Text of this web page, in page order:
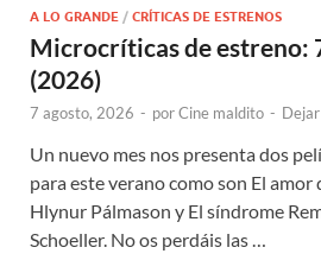
A LO GRANDE / CRÍTICAS DE ESTRENOS
Microcríticas de estreno:
(2026)
7 agosto, 2026 - porCine maldito -
Un nuevo mes nos presenta dos
para este verano como son El amor
Hlynur Pálmason y El síndrome
Schoeller. No os perdáis las …